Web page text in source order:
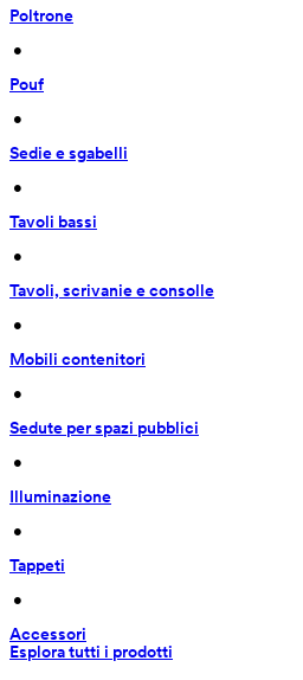
Poltrone
•
Pouf
•
Sedie e sgabelli
•
Tavoli bassi
•
Tavoli, scrivanie e consolle
•
Mobili contenitori
•
Sedute per spazi pubblici
•
Illuminazione
•
Tappeti
•
Accessori
Esplora tutti i prodotti